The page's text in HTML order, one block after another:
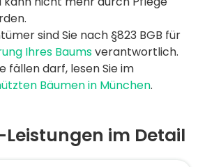
sind Sie nach §823 BGB für
Ihres Baumsverantwortlich.
fällen darf, lesen Sie im
Bäumen in München.
Leistungen im Detail